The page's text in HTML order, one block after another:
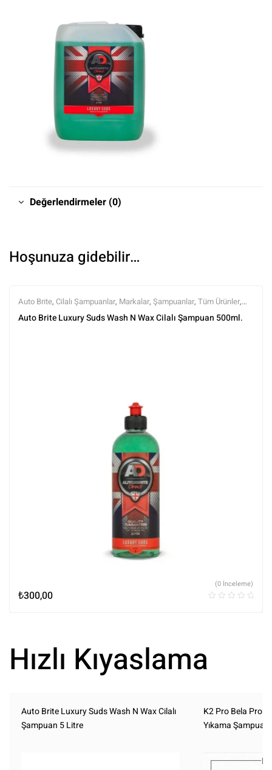
Değerlendirmeler (0)
Hoşunuza gidebilir…
Auto Brite, Cilalı Şampuanlar, Markalar, Şampuanlar, Tüm Ürünler,
Tüm Ürünler ,Yıkama Ürünleri
Auto Brite Luxury Suds Wash N Wax Cilalı Şampuan 500ml.
₺300,00
(0 İnceleme)
Hızlı Kıyaslama
Auto Brite Luxury Suds Wash N Wax Cilalı
Şampuan 5 Litre
K2 Pro Bela Pro
Yıkama